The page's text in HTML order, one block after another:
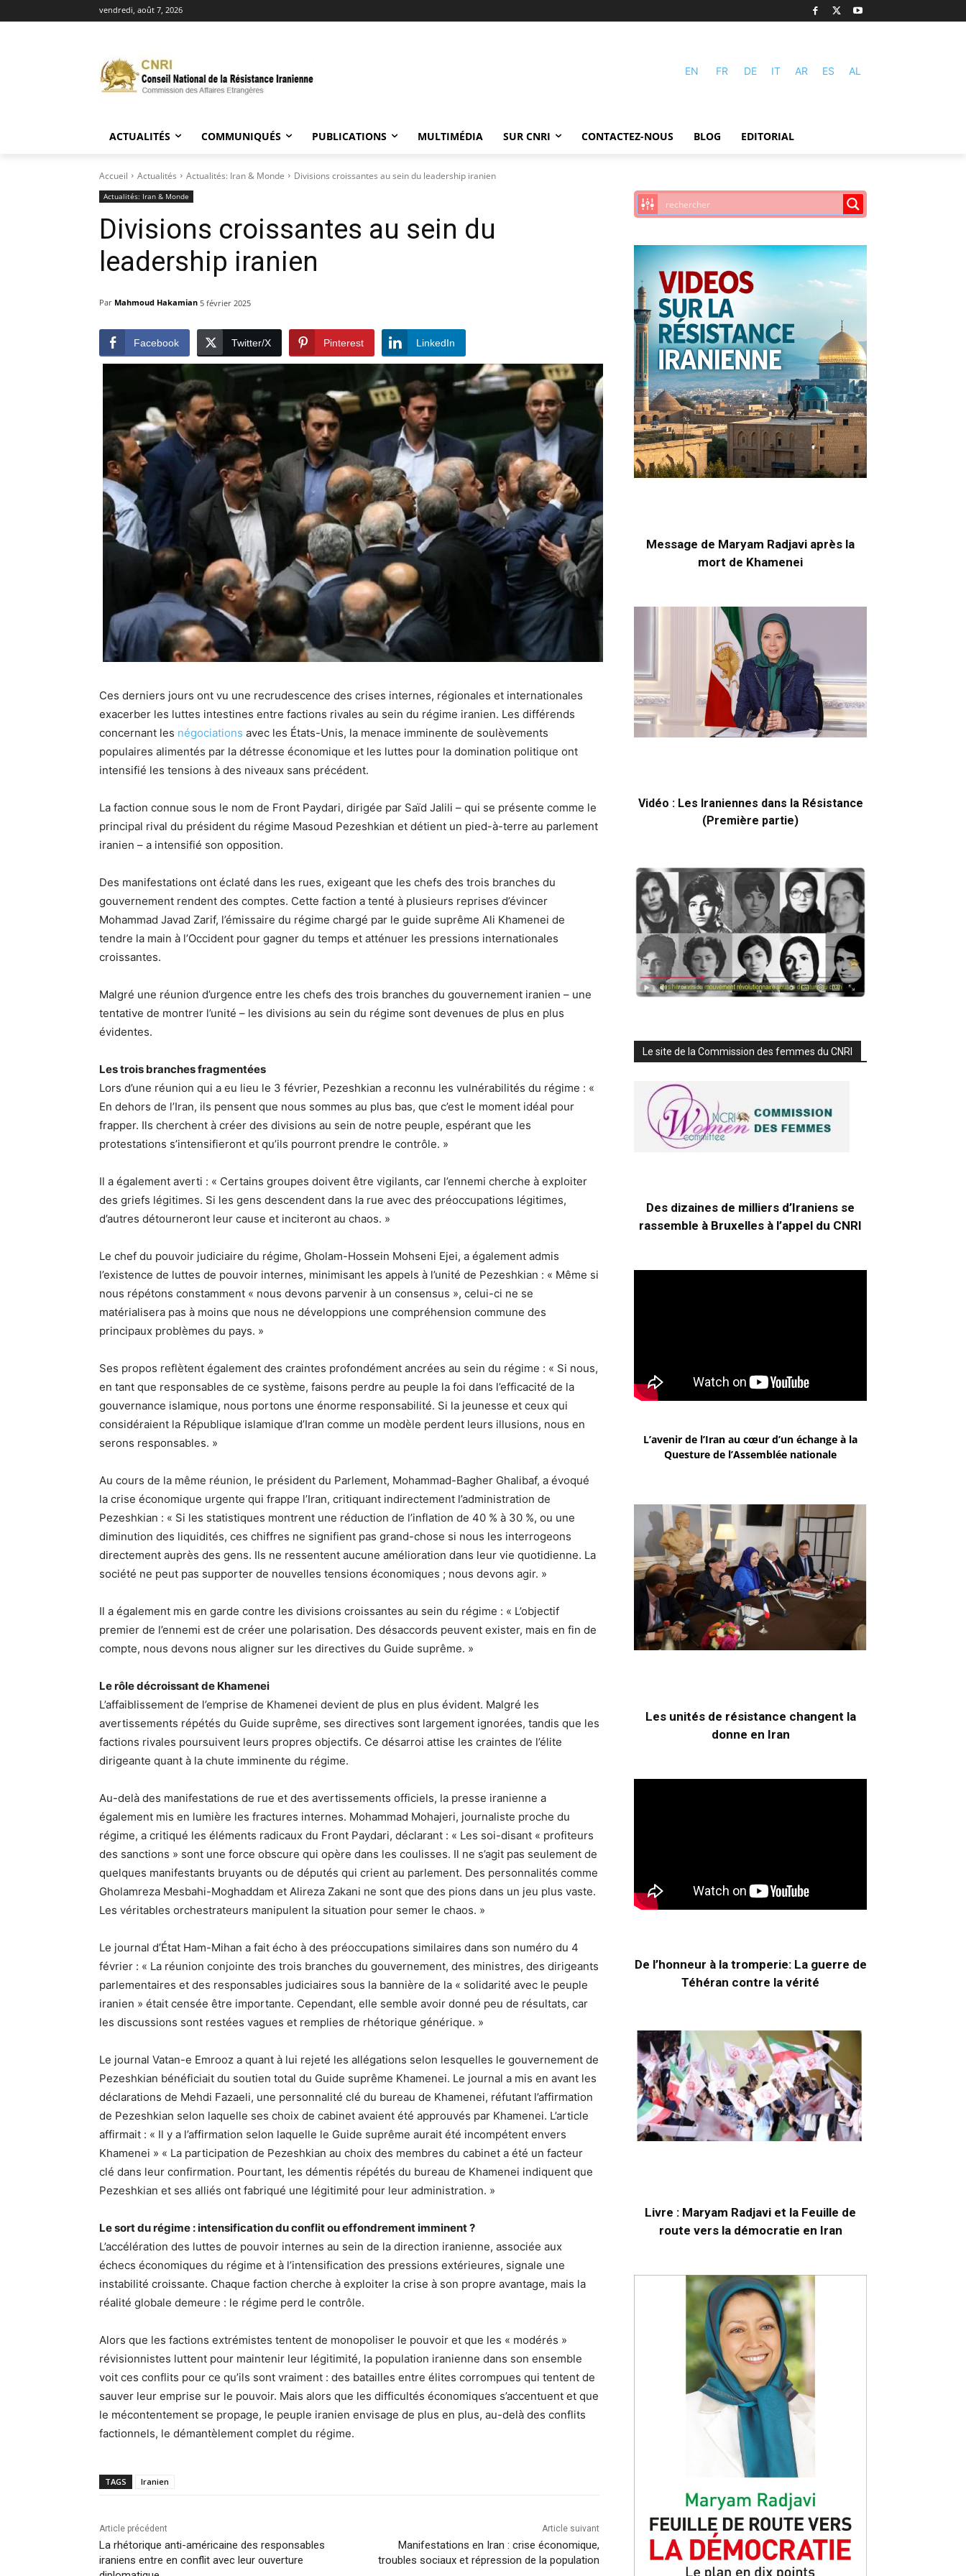
vendredi, août 7, 2026
EN FR DE IT AR ES AL
ACTUALITÉS COMMUNIQUÉS PUBLICATIONS MULTIMÉDIA SUR CNRI CONTACTEZ-NOUS BLOG EDITORIAL
Accueil Actualités Actualités: Iran & Monde Divisions croissantes au sein du leadership iranien
Actualités: Iran & Monde
Divisions croissantes au sein du
leadership iranien
Par Mahmoud Hakamian 5 février 2025
Facebook Twitter/X Pinterest LinkedIn
Ces derniers jours ont vu une recrudescence des crises internes, régionales et internationales
exacerber les luttes intestines entre factions rivales au sein du régime iranien. Les différends
concernant les négociations avec les États-Unis, la menace imminente de soulèvements
populaires alimentés par la détresse économique et les luttes pour la domination politique ont
intensifié les tensions à des niveaux sans précédent.
La faction connue sous le nom de Front Paydari, dirigée par Saïd Jalili – qui se présente comme le
principal rival du président du régime Masoud Pezeshkian et détient un pied-à-terre au parlement
iranien – a intensifié son opposition.
Des manifestations ont éclaté dans les rues, exigeant que les chefs des trois branches du
gouvernement rendent des comptes. Cette faction a tenté à plusieurs reprises d’évincer
Mohammad Javad Zarif, l’émissaire du régime chargé par le guide suprême Ali Khamenei de
tendre la main à l’Occident pour gagner du temps et atténuer les pressions internationales
croissantes.
Malgré une réunion d’urgence entre les chefs des trois branches du gouvernement iranien – une
tentative de montrer l’unité – les divisions au sein du régime sont devenues de plus en plus
évidentes.
Les trois branches fragmentées
Lors d’une réunion qui a eu lieu le 3 février, Pezeshkian a reconnu les vulnérabilités du régime : «
En dehors de l’Iran, ils pensent que nous sommes au plus bas, que c’est le moment idéal pour
frapper. Ils cherchent à créer des divisions au sein de notre peuple, espérant que les
protestations s’intensifieront et qu’ils pourront prendre le contrôle. »
Il a également averti : « Certains groupes doivent être vigilants, car l’ennemi cherche à exploiter
des griefs légitimes. Si les gens descendent dans la rue avec des préoccupations légitimes,
d’autres détourneront leur cause et inciteront au chaos. »
Le chef du pouvoir judiciaire du régime, Gholam-Hossein Mohseni Ejei, a également admis
l’existence de luttes de pouvoir internes, minimisant les appels à l’unité de Pezeshkian : « Même si
nous répétons constamment « nous devons parvenir à un consensus », celui-ci ne se
matérialisera pas à moins que nous ne développions une compréhension commune des
principaux problèmes du pays. »
Ses propos reflètent également des craintes profondément ancrées au sein du régime : « Si nous,
en tant que responsables de ce système, faisons perdre au peuple la foi dans l’efficacité de la
gouvernance islamique, nous portons une énorme responsabilité. Si la jeunesse et ceux qui
considéraient la République islamique d’Iran comme un modèle perdent leurs illusions, nous en
serons responsables. »
Au cours de la même réunion, le président du Parlement, Mohammad-Bagher Ghalibaf, a évoqué
la crise économique urgente qui frappe l’Iran, critiquant indirectement l’administration de
Pezeshkian : « Si les statistiques montrent une réduction de l’inflation de 40 % à 30 %, ou une
diminution des liquidités, ces chiffres ne signifient pas grand-chose si nous les interrogeons
directement auprès des gens. Ils ne ressentent aucune amélioration dans leur vie quotidienne. La
société ne peut pas supporter de nouvelles tensions économiques ; nous devons agir. »
Il a également mis en garde contre les divisions croissantes au sein du régime : « L’objectif
premier de l’ennemi est de créer une polarisation. Des désaccords peuvent exister, mais en fin de
compte, nous devons nous aligner sur les directives du Guide suprême. »
Le rôle décroissant de Khamenei
L’affaiblissement de l’emprise de Khamenei devient de plus en plus évident. Malgré les
avertissements répétés du Guide suprême, ses directives sont largement ignorées, tandis que les
factions rivales poursuivent leurs propres objectifs. Ce désarroi attise les craintes de l’élite
dirigeante quant à la chute imminente du régime.
Au-delà des manifestations de rue et des avertissements officiels, la presse iranienne a
également mis en lumière les fractures internes. Mohammad Mohajeri, journaliste proche du
régime, a critiqué les éléments radicaux du Front Paydari, déclarant : « Les soi-disant « profiteurs
des sanctions » sont une force obscure qui opère dans les coulisses. Il ne s’agit pas seulement de
quelques manifestants bruyants ou de députés qui crient au parlement. Des personnalités comme
Gholamreza Mesbahi-Moghaddam et Alireza Zakani ne sont que des pions dans un jeu plus vaste.
Les véritables orchestrateurs manipulent la situation pour semer le chaos. »
Le journal d’État Ham-Mihan a fait écho à des préoccupations similaires dans son numéro du 4
février : « La réunion conjointe des trois branches du gouvernement, des ministres, des dirigeants
parlementaires et des responsables judiciaires sous la bannière de la « solidarité avec le peuple
iranien » était censée être importante. Cependant, elle semble avoir donné peu de résultats, car
les discussions sont restées vagues et remplies de rhétorique générique. »
Le journal Vatan-e Emrooz a quant à lui rejeté les allégations selon lesquelles le gouvernement de
Pezeshkian bénéficiait du soutien total du Guide suprême Khamenei. Le journal a mis en avant les
déclarations de Mehdi Fazaeli, une personnalité clé du bureau de Khamenei, réfutant l’affirmation
de Pezeshkian selon laquelle ses choix de cabinet avaient été approuvés par Khamenei. L’article
affirmait : « Il y a l’affirmation selon laquelle le Guide suprême aurait été incompétent envers
Khamenei » « La participation de Pezeshkian au choix des membres du cabinet a été un facteur
clé dans leur confirmation. Pourtant, les démentis répétés du bureau de Khamenei indiquent que
Pezeshkian et ses alliés ont fabriqué une légitimité pour leur administration. »
Le sort du régime : intensification du conflit ou effondrement imminent ?
L’accélération des luttes de pouvoir internes au sein de la direction iranienne, associée aux
échecs économiques du régime et à l’intensification des pressions extérieures, signale une
instabilité croissante. Chaque faction cherche à exploiter la crise à son propre avantage, mais la
réalité globale demeure : le régime perd le contrôle.
Alors que les factions extrémistes tentent de monopoliser le pouvoir et que les « modérés »
révisionnistes luttent pour maintenir leur légitimité, la population iranienne dans son ensemble
voit ces conflits pour ce qu’ils sont vraiment : des batailles entre élites corrompues qui tentent de
sauver leur emprise sur le pouvoir. Mais alors que les difficultés économiques s’accentuent et que
le mécontentement se propage, le peuple iranien envisage de plus en plus, au-delà des conflits
factionnels, le démantèlement complet du régime.
TAGS Iranien
Article précédent
La rhétorique anti-américaine des responsables
iraniens entre en conflit avec leur ouverture
Article suivant
Manifestations en Iran : crise économique,
troubles sociaux et répression de la population
Message de Maryam Radjavi après la
mort de Khamenei
Vidéo : Les Iraniennes dans la Résistance
(Première partie)
Le site de la Commission des femmes du CNRI
Des dizaines de milliers d’Iraniens se
rassemble à Bruxelles à l’appel du CNRI
L’avenir de l’Iran au cœur d’un échange à la
Questure de l’Assemblée nationale
Les unités de résistance changent la
donne en Iran
De l’honneur à la tromperie: La guerre de
Téhéran contre la vérité
Livre : Maryam Radjavi et la Feuille de
route vers la démocratie en Iran